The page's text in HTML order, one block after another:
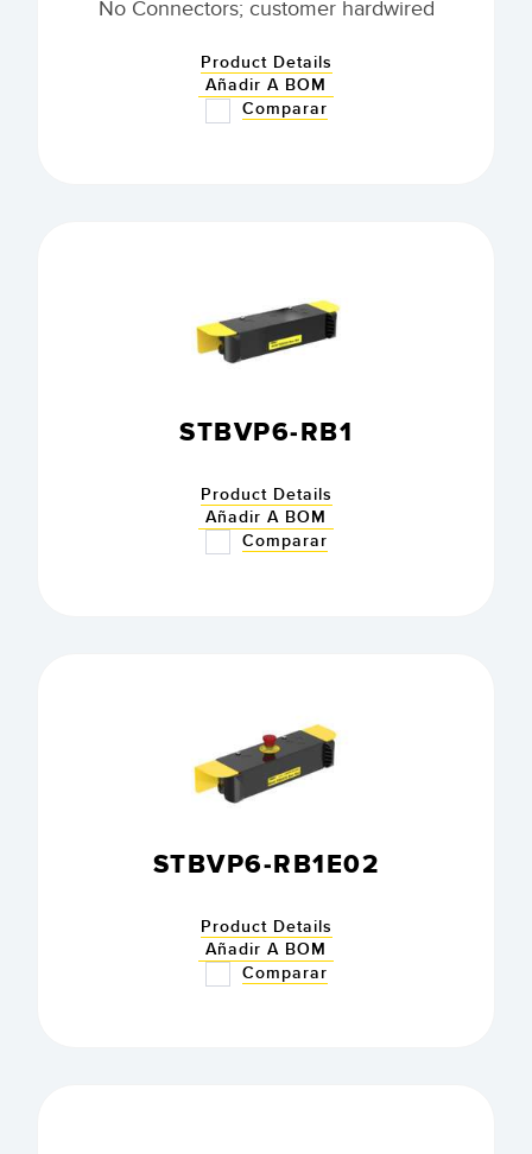
No Connectors; customer hardwired
Product Details
Añadir A BOM
Comparar
STBVP6-RB1
Product Details
Añadir A BOM
Comparar
STBVP6-RB1E02
Product Details
Añadir A BOM
Comparar